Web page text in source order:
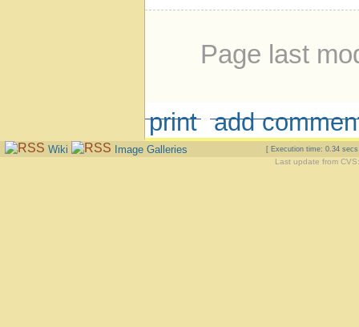
Page last
print add
Wiki Image Galleries [ Execution time: 0.34
Last update from